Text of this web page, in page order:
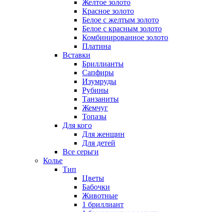
Желтое золото
Красное золото
Белое с желтым золото
Белое с красным золото
Комбинированное золото
Платина
Вставки
Бриллианты
Сапфиры
Изумруды
Рубины
Танзаниты
Жемчуг
Топазы
Для кого
Для женщин
Для детей
Все серьги
Колье
Тип
Цветы
Бабочки
Животные
1 бриллиант